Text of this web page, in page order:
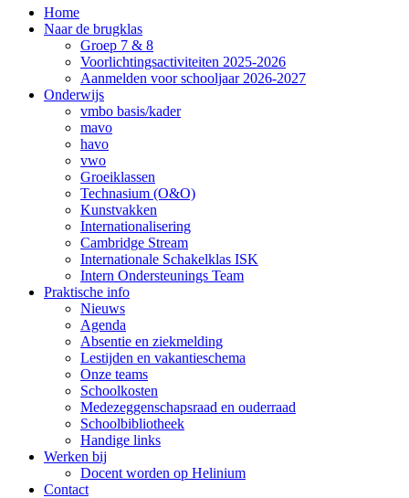
Home
Naar de brugklas
Groep 7 & 8
Voorlichtingsactiviteiten 2025-2026
Aanmelden voor schooljaar 2026-2027
Onderwijs
vmbo basis/kader
mavo
havo
vwo
Groeiklassen
Technasium (O&O)
Kunstvakken
Internationalisering
Cambridge Stream
Internationale Schakelklas ISK
Intern Ondersteunings Team
Praktische info
Nieuws
Agenda
Absentie en ziekmelding
Lestijden en vakantieschema
Onze teams
Schoolkosten
Medezeggenschapsraad en ouderraad
Schoolbibliotheek
Handige links
Werken bij
Docent worden op Helinium
Contact